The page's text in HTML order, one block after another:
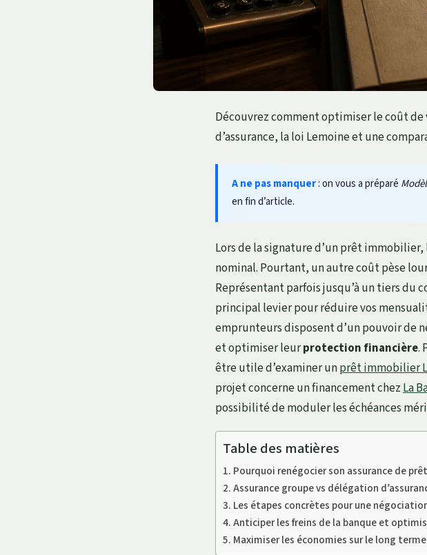
Découvrez comment optimiser le coût
d’assurance, la loi Lemoine et une
A ne pas manquer: on vous a préparé
en fin d’article.
Lors de la signature d’un prêt
nominal. Pourtant, un autre coût pèse
Représentant parfois jusqu’à un tiers
principal levier pour réduire vos
emprunteurs disposent d’un pouvoir de
et optimiser leurprotection financière.
être utile d’examiner unprêt immobilier
projet concerne un financement chezLa
possibilité de moduler les échéances
Table des matières
Pourquoi renégocier son assurance de
Assurance groupe vs délégation
Les étapes concrètes pour une
Anticiper les freins de la banque et
Maximiser les économies sur le long terme